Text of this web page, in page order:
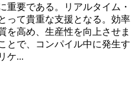
重要である。リアルタイム・
って貴重な支援となる。効率
を高め、生産性を向上させま
とで、コンパイル中に発生す
ケ...